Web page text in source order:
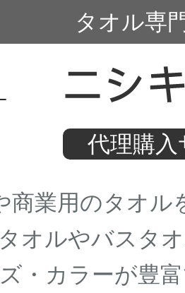
タオル専
代理購入
業用のタオル
ルやバスタオ
カラーが豊富